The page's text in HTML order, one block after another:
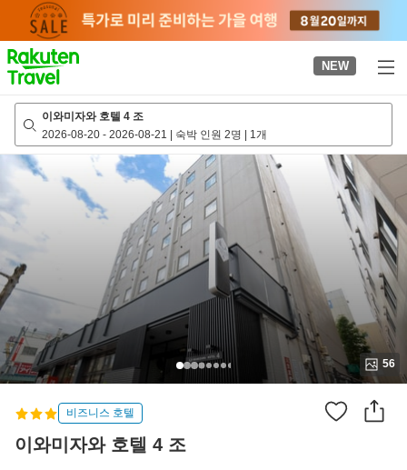
page
NEW
이와미자와 호텔 4 조
2026-08-20 - 2026-08-21 | 숙박 인원 2명 | 1개
56
비즈니스 호텔
이와미자와 호텔 4 조